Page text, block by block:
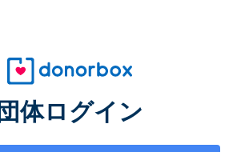
団体ログイン